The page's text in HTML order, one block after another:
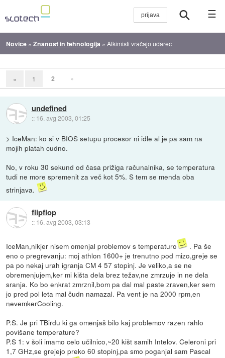
☰
Novice »Znanost in tehnologija »Alkimisti vračajo udarec
« 1 2 »
undefined
:: 16. avg 2003, 01:25
> IceMan: ko si v BIOS setupu procesor ni idle al je pa sam na
mojih platah cudno.
No, v roku 30 sekund od časa prižiga računalnika, se temperatura
tudi ne more spremenit za več kot 5%. S tem se menda oba
strinjava.
flipflop
:: 16. avg 2003, 03:13
IceMan,nikjer nisem omenjal problemov s temperaturo
. Pa še
eno o pregrevanju: moj athlon 1600+ je trenutno pod mizo,greje se
pa po nekaj urah igranja CM 4 57 stopinj. Je veliko,a se ne
obremenjujem,ker mi kišta dela brez težav,ne zmrzuje in ne dela
sranja. Ko bo enkrat zmrznil,bom pa dal mal paste zraven,ker sem
jo pred pol leta mal čudn namazal. Pa vent je na 2000 rpm,en
nevemkerCooling.
P.S. Je pri TBirdu ki ga omenjaš bilo kaj problemov razen rahlo
povišane temperature?
P.S 1: v šoli imamo celo učilnico,~20 kišt samih Intelov. Celeroni pri
1,7 GHz,se grejejo preko 60 stopinj,pa smo poganjal sam Pascal